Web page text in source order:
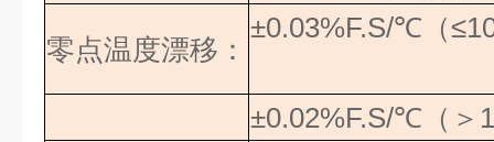
零点温度漂移：
±0.03%F.S/℃（≤
±0.02%F.S/℃（＞